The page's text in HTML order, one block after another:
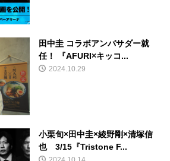
田中圭 コラボアンバサダー就
任！ 『AFURI×キッコ...
2024.10.29
小栗旬×田中圭×綾野剛×清塚信
也 3/15『Tristone F...